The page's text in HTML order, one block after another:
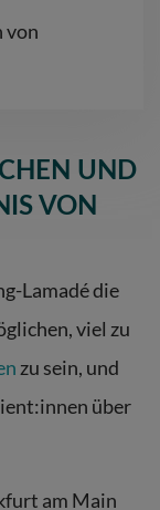
von
UND
VON
Lamadédie
viel zu
zu sein, und
über
am Main